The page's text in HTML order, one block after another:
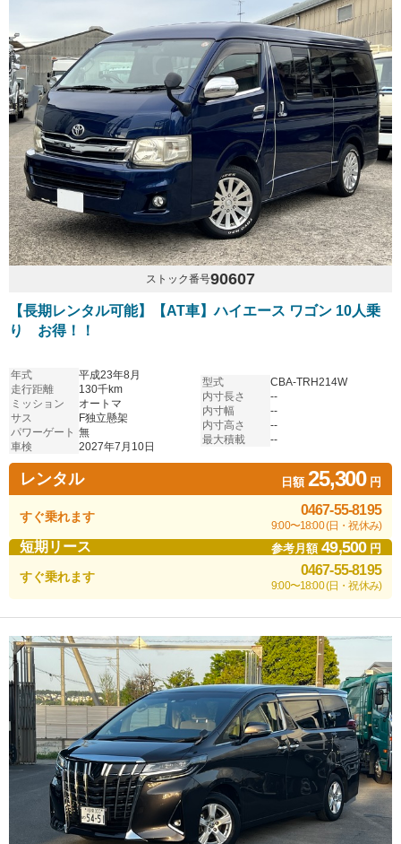
ストック番号90607
【長期レンタル可能】【AT車】ハイエース ワゴン 10人乗
り お得！！
年式
平成23年8月
走行距離
130千km
ミッション
オートマ
サス
F独立懸架
パワーゲート 無
車検
2027年7月10日
型式
CBA-TRH214W
内寸長さ
--
内寸幅
--
内寸高さ
--
最大積載
--
レンタル 日額25,300円
すぐ乗れます 0467-55-8195
9:00〜18:00 (日・祝休み)
短期リース 参考月額49,500円
すぐ乗れます 0467-55-8195
9:00〜18:00 (日・祝休み)